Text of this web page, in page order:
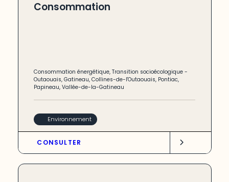
Consommation
Consommation énergétique,Transition socioécologique -
Outaouais,Gatineau,Collines-de-l'Outaouais, Pontiac,
Papineau,Vallée-de-la-Gatineau
Environnement
CONSULTER